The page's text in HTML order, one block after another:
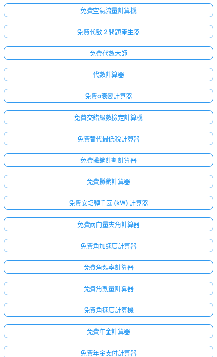
免費空氣流量計算機
免費代數 2 問題產生器
免費代數大師
代數計算器
免費α衰變計算器
免費交錯級數檢定計算機
免費替代最低稅計算器
免費攤銷計劃計算器
免費攤銷計算器
免費安培轉千瓦 (kW) 計算器
免費兩向量夾角計算器
免費角加速度計算器
免費角頻率計算器
免費角動量計算器
免費角速度計算機
免費年金計算器
免費年金支付計算器